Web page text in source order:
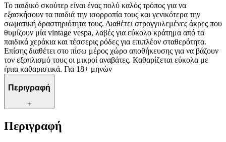
Το παιδικό σκούτερ είναι ένας πολύ καλός τρόπος για να
εξασκήσουν τα παιδιά την ισορροπία τους και γενικότερα την
σωματική δραστηριότητα τους. Διαθέτει στρογγυλεμένες άκρες που
θυμίζουν μία vintage vespa, λαβές για εύκολο κράτημα από τα
παιδικά χεράκια και τέσσερις ρόδες για επιπλέον σταθερότητα.
Επίσης διαθέτει στο πίσω μέρος χώρο αποθήκευσης για να βάζουν
τον εξοπλισμό τους οι μικροί αναβάτες. Καθαρίζεται εύκολα με
ήπια καθαριστικά. Για 18+ μηνών
Περιγραφή
+
Περιγραφή